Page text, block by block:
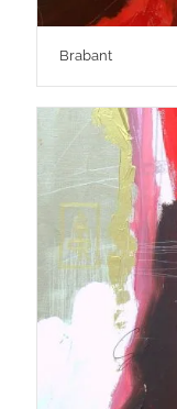
Brabant